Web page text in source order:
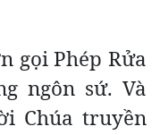
gọi Phép Rửa
ngôn sứ. Và
Chúa truyền